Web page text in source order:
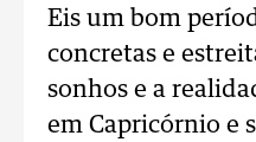
Eis um bom
concretas e
sonhos e a
em Capricórnio e